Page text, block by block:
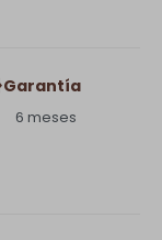
Garantía
6 meses